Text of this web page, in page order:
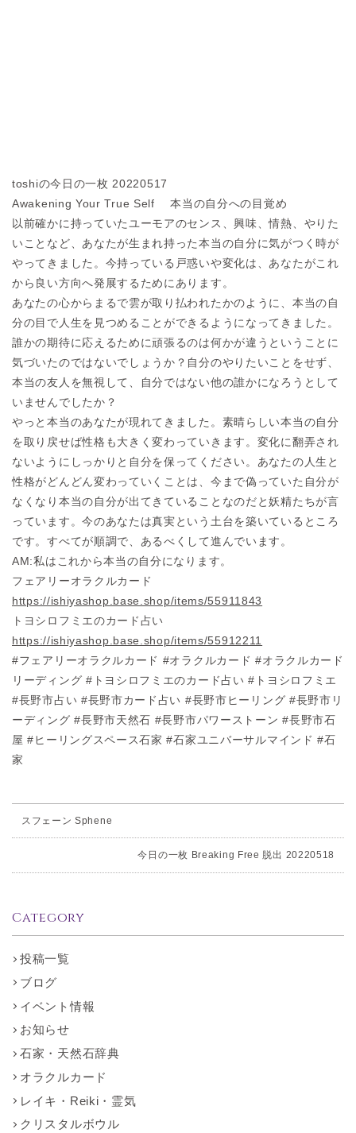
toshiの今日の一枚 20220517
Awakening Your True Self 本当の自分への目覚め
以前確かに持っていたユーモアのセンス、興味、情熱、やりた
いことなど、あなたが生まれ持った本当の自分に気がつく時が
やってきました。今持っている戸惑いや変化は、あなたがこれ
から良い方向へ発展するためにあります。
あなたの心からまるで雲が取り払われたかのように、本当の自
分の目で人生を見つめることができるようになってきました。
誰かの期待に応えるために頑張るのは何かが違うということに
気づいたのではないでしょうか？自分のやりたいことをせず、
本当の友人を無視して、自分ではない他の誰かになろうとして
いませんでしたか？
やっと本当のあなたが現れてきました。素晴らしい本当の自分
を取り戻せば性格も大きく変わっていきます。変化に翻弄され
ないようにしっかりと自分を保ってください。あなたの人生と
性格がどんどん変わっていくことは、今まで偽っていた自分が
なくなり本当の自分が出てきていることなのだと妖精たちが言
っています。今のあなたは真実という土台を築いているところ
です。すべてが順調で、あるべくして進んでいます。
AM:私はこれから本当の自分になります。
フェアリーオラクルカード
https://ishiyashop.base.shop/items/55911843
トヨシロフミエのカード占い
https://ishiyashop.base.shop/items/55912211
#フェアリーオラクルカード #オラクルカード #オラクルカード
リーディング #トヨシロフミエのカード占い #トヨシロフミエ
#長野市占い #長野市カード占い #長野市ヒーリング #長野市リ
ーディング #長野市天然石 #長野市パワーストーン #長野市石
屋 #ヒーリングスペース石家 #石家ユニバーサルマインド #石
家
スフェーン Sphene
今日の一枚 Breaking Free 脱出 20220518
Category
投稿一覧
ブログ
イベント情報
お知らせ
石家・天然石辞典
オラクルカード
レイキ・Reiki・霊気
クリスタルボウル